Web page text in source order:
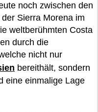
noch zwischen den
Sierra Morena im
weltberühmten Costa
durch die
nicht nur
bereithält, sondern
eine einmalige Lage